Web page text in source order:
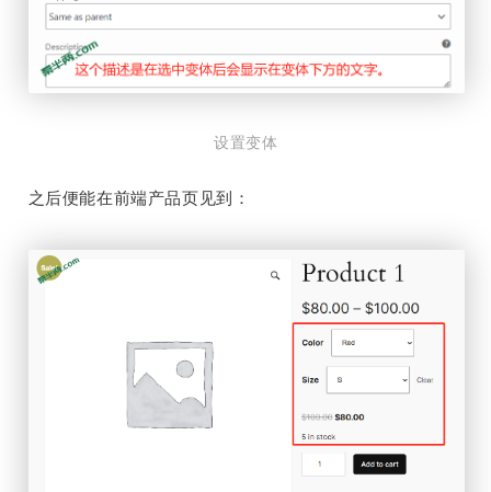
设置变体
之后便能在前端产品页见到：